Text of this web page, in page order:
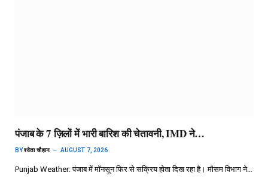
पंजाब के 7 ज़िलों में भारी बारिश की चेतावनी, IMD ने…
BYश्वेता चौहान AUGUST 7, 2026
Punjab Weather: पंजाब में मॉनसून फिर से सक्रिय होता दिख रहा है। मौसम विभाग ने…